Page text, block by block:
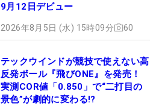
9月12日デビュー
2026年8月5日 (水) 15時09分 60
テックウインドが競技で使えない高
反発ボール『飛びONE』を発売！
実測COR値「0.850」で“二打目の
景色”が劇的に変わる!?